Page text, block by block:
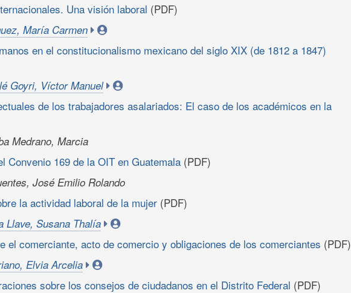
Una visión laboral (PDF)
María Carmen
en el constitucionalismo mexicano del siglo XIX (de 1812 a 1847)
Goyri, Víctor Manuel
de los trabajadores asalariados: El caso de los académicos en la
Medrano, Marcia
Convenio 169 de la OIT en Guatemala (PDF)
José Emilio Rolando
la actividad laboral de la mujer (PDF)
Llave, Susana Thalía
el comerciante, acto de comercio y obligaciones de los comerciantes (PDF)
Elvia Arcelia
sobre los consejos de ciudadanos en el Distrito Federal (PDF)